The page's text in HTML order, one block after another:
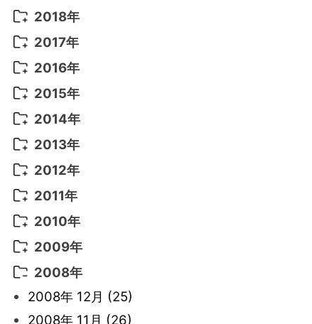
2022年 7月
2022年 6月
2022年 4月
2022年 3月
2022年 2月
2022年 1月
2021年 10月
2021年 9月
2021年 8月
2021年 6月
2021年 5月
2021年 4月
2021年 3月
2021年 2月
2021年 1月
2020年 7月
2020年 6月
2020年 4月
2020年 3月
2019年 8月
2019年 7月
2019年 6月
2019年 3月
2019年 1月
2018年
2018年 5月
2018年 3月
2017年
2017年 7月
2017年 6月
2017年 5月
2016年
2016年 5月
2016年 4月
2016年 3月
2016年 2月
2016年 1月
2015年
2015年 12月
2015年 11月
2015年 10月
2015年 9月
2015年 8月
2015年 6月
2015年 5月
2015年 4月(8)
2014年
2014年 12月
2014年 11月
2014年 10月
2014年 9月
2014年 8月
2014年 6月
2014年 5月(14)
2013年
2013年 12月
2013年 11月
2013年 10月
2013年 9月
2013年 8月
2012年
2012年 12月
2012年 11月
2012年 10月
2012年 9月
2012年 8月(15)
2012年 7月(14)
2011年
2011年 12月
2011年 11月
2011年 10月
2011年 9月(13)
2011年 8月(21)
2010年
2010年 12月
2010年 11月
2010年 10月 (20)
2010年 9月 (18)
2009年
2009年 12月
2009年 11月 (22)
2009年 10月(22)
2008年
2008年 12月 (25)
2008年 11月 (26)